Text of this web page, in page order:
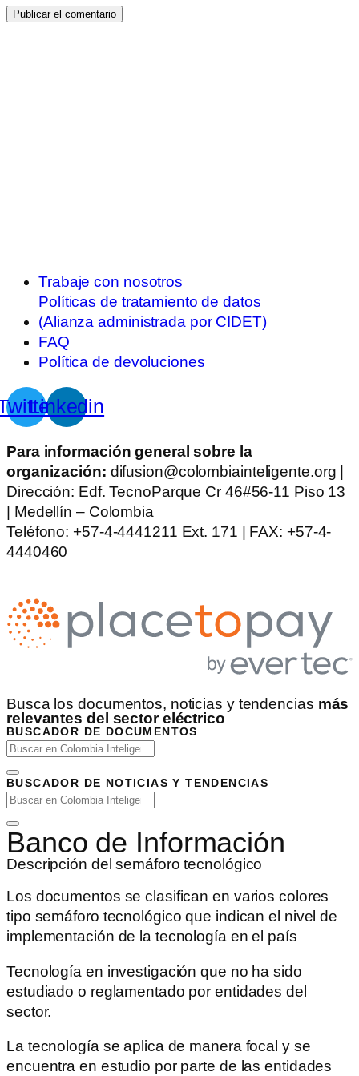
Trabaje con nosotros
Políticas de tratamiento de datos
(Alianza administrada por CIDET)
FAQ
Política de devoluciones
Linkedin
Para información general sobre la
organización: difusion@colombiainteligente.org |
Dirección: Edf. TecnoParque Cr 46#56-11 Piso 13
| Medellín – Colombia
Teléfono: +57-4-4441211 Ext. 171 | FAX: +57-4-
4440460
Busca los documentos, noticias y tendencias más
relevantes del sector eléctrico
BUSCADOR DE DOCUMENTOS
BUSCADOR DE NOTICIAS Y TENDENCIAS
Banco de Información
Descripción del semáforo tecnológico
Los documentos se clasifican en varios colores
tipo semáforo tecnológico que indican el nivel de
implementación de la tecnología en el país
Tecnología en investigación que no ha sido
estudiado o reglamentado por entidades del
sector.
La tecnología se aplica de manera focal y se
encuentra en estudio por parte de las entidades